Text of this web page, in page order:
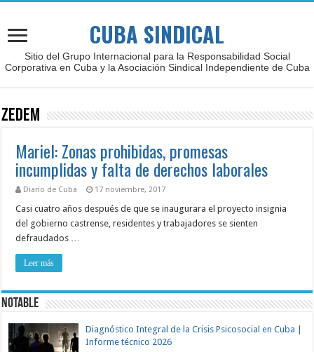
CUBA SINDICAL
Sitio del Grupo Internacional para la Responsabilidad Social
Corporativa en Cuba y la Asociación Sindical Independiente de Cuba
ZEDEM
Mariel: Zonas prohibidas, promesas
incumplidas y falta de derechos laborales
Diario de Cuba 17 noviembre, 2017
Casi cuatro años después de que se inaugurara el proyecto insignia
del gobierno castrense, residentes y trabajadores se sienten
defraudados …
Leer más
NOTABLE
Diagnóstico Integral de la Crisis Psicosocial en Cuba |
Informe técnico 2026